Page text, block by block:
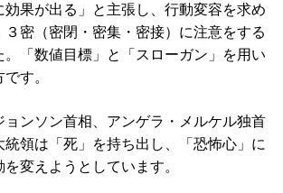
効果が出る」と主張し、行動変容を求め
３密（密閉・密集・密接）に注意をする
。「数値目標」と「スローガン」を用い
す。
ンソン首相、アンゲラ・メルケル独首
領は「死」を持ち出し、「恐怖心」に
変えようとしています。